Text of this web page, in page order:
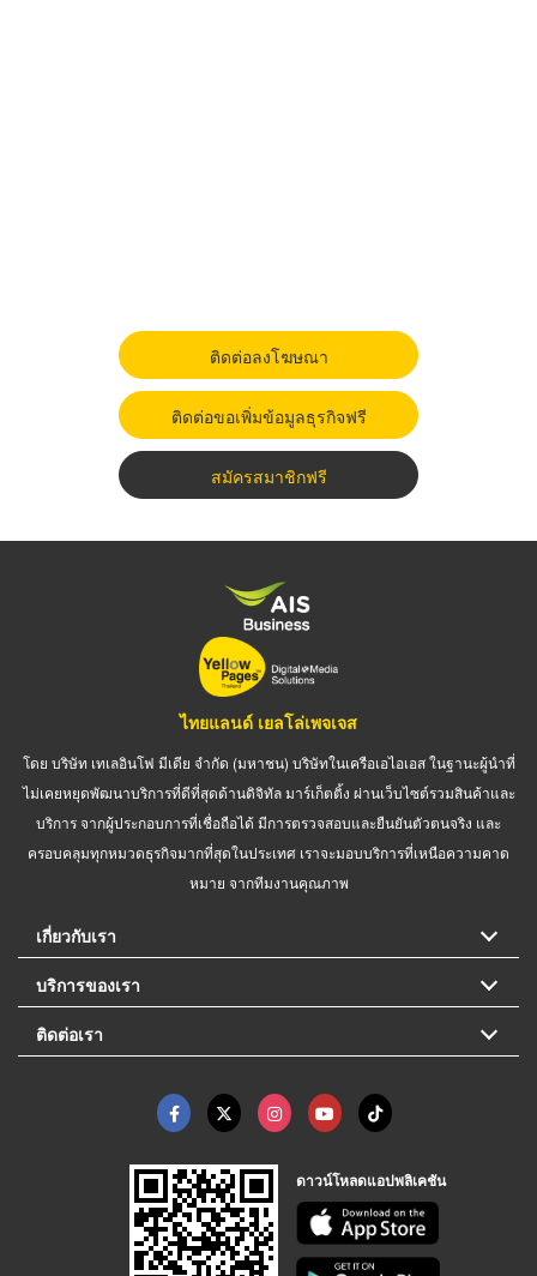
ติดต่อลงโฆษณา
ติดต่อขอเพิ่มข้อมูลธุรกิจฟรี
สมัครสมาชิกฟรี
ไทยแลนด์ เยลโล่เพจเจส
โดย บริษัท เทเลอินโฟ มีเดีย จำกัด (มหาชน) บริษัทในเครือเอไอเอส ในฐานะผู้นำที่
ไม่เคยหยุดพัฒนาบริการที่ดีที่สุดด้านดิจิทัล มาร์เก็ตติ้ง ผ่านเว็บไซต์รวมสินค้าและ
บริการ จากผู้ประกอบการที่เชื่อถือได้ มีการตรวจสอบและยืนยันตัวตนจริง และ
ครอบคลุมทุกหมวดธุรกิจมากที่สุดในประเทศ เราจะมอบบริการที่เหนือความคาด
หมาย จากทีมงานคุณภาพ
เกี่ยวกับเรา
บริการของเรา
ติดต่อเรา
ดาวน์โหลดแอปพลิเคชัน